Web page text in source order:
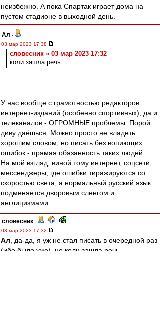
неизбежно. А пока Спартак играет дома на
пустом стадионе в выходной день.
Ал -
03 мар 2023 17:38
словесник » 03 мар 2023 17:32
коли зашла речь
У нас вообще с грамотностью редакторов
интернет-изданий (особенно спортивных), да и
телеканалов - ОГРОМНЫЕ проблемы. Порой
диву даёшься. Можно просто не владеть
хорошим словом, но писать без вопиющих
ошибок - прямая обязанность таких людей.
На мой взгляд, виной тому интернет, соцсети,
мессенджеры, где ошибки тиражируются со
скоростью света, а нормальный русский язык
подменяется дворовым сленгом и
англицизмами.
словесник -
03 мар 2023 17:32
Ал , да-да, я уж не стал писать в очередной раз
(ибо было уже), но коли зашла речь...